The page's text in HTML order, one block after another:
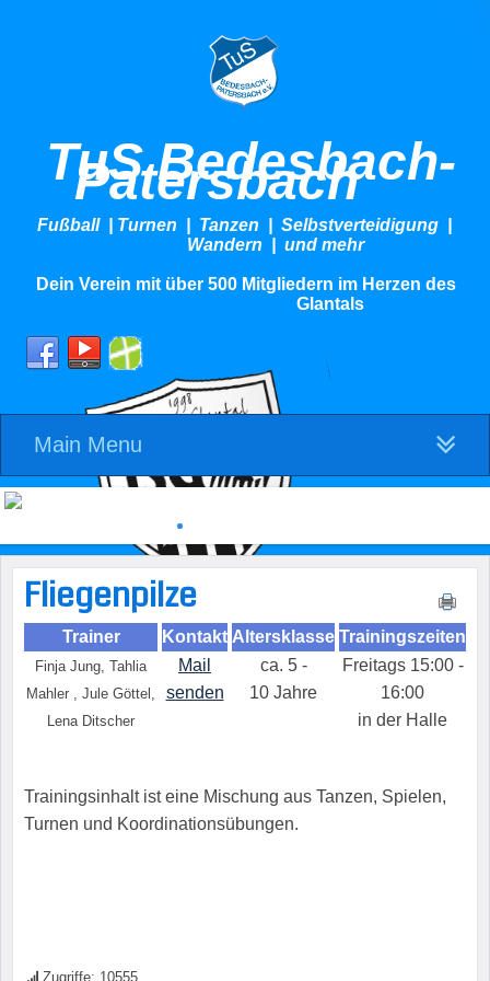
TuS Bedesbach-
Patersbach
Fußball | Turnen | Tanzen | Selbstverteidigung |
Wandern | und mehr
Dein Verein mit über 500 Mitgliedern im Herzen des
Glantals
Main Menu
Fliegenpilze
Trainer Kontakt Altersklasse Trainingszeiten
Finja Jung, Tahlia
Mahler , Jule Göttel,
Lena Ditscher
Mail
senden
ca. 5 -
10 Jahre
Freitags 15:00 -
16:00
in der Halle
Trainingsinhalt ist eine Mischung aus Tanzen, Spielen,
Turnen und Koordinationsübungen.
Zugriffe: 10555